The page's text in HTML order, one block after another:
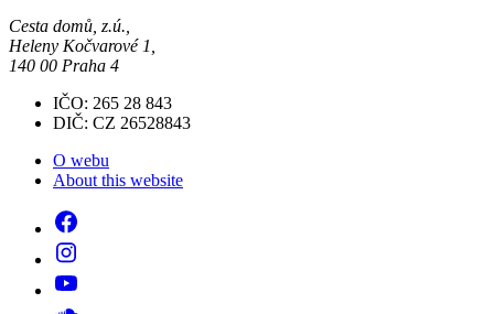
Cesta domů, z.ú.,
Heleny Kočvarové 1,
140 00 Praha 4
IČO: 265 28 843
DIČ: CZ 26528843
O webu
About this website